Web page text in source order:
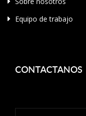
Equipo de trabajo
CONTACTANOS